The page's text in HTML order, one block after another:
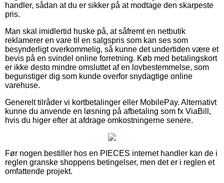
handler, sådan at du er sikker på at modtage den skarpeste
pris.
Man skal imidlertid huske på, at såfremt en netbutik
reklamerer en vare til en salgspris som kan ses som
besynderligt overkommelig, så kunne det undertiden være et
bevis på en svindel online forretning. Køb med betalingskort
er ikke desto mindre omsluttet af en lovbestemmelse, som
begunstiger dig som kunde overfor snydagtige online
varehuse.
Generelt tilråder vi kortbetalinger eller MobilePay. Alternativt
kunne du anvende en løsning på afbetaling som fx ViaBill,
hvis du higer efter at afdrage omkostningerne senere.
Før nogen bestiller hos en PIECES internet handler kan de i
reglen granske shoppens betingelser, men det er i reglen et
omfattende projekt.